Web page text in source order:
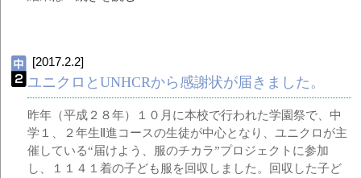
[2017.2.2]
ユニクロとUNHCRから感謝状が届きました。
昨年（平成２８年）１０月に本校で行われた学園祭で、中
学１、２年生Ⅱ進コースの生徒が中心となり、ユニクロが主
催している“届けよう、服のチカラ”プロジェクトに参加
し、１１４１着の子ども服を回収しました。回収した子ど